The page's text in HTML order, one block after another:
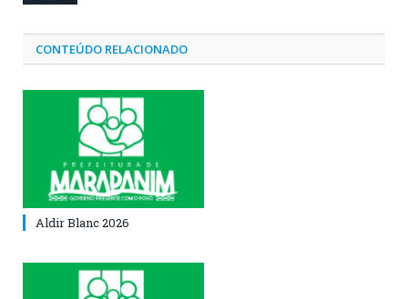
CONTEÚDO RELACIONADO
Aldir Blanc 2026